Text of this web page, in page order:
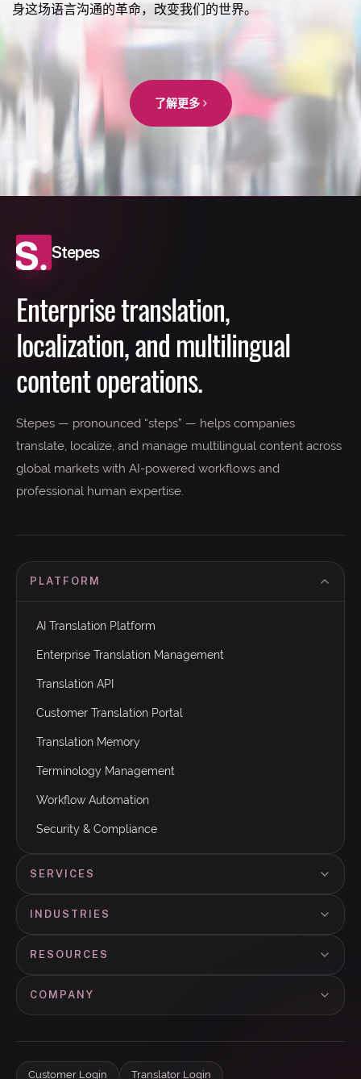
身这场语言沟通的革命，改变我们的世界。
了解更多
Stepes
Enterprise translation,
localization, and multilingual
content operations.
Stepes — pronounced “steps” — helps companies
translate, localize, and manage multilingual content across
global markets with AI-powered workflows and
professional human expertise.
PLATFORM
AI Translation Platform
Enterprise Translation Management
Translation API
Customer Translation Portal
Translation Memory
Terminology Management
Workflow Automation
Security & Compliance
SERVICES
INDUSTRIES
RESOURCES
COMPANY
Customer Login Translator Login